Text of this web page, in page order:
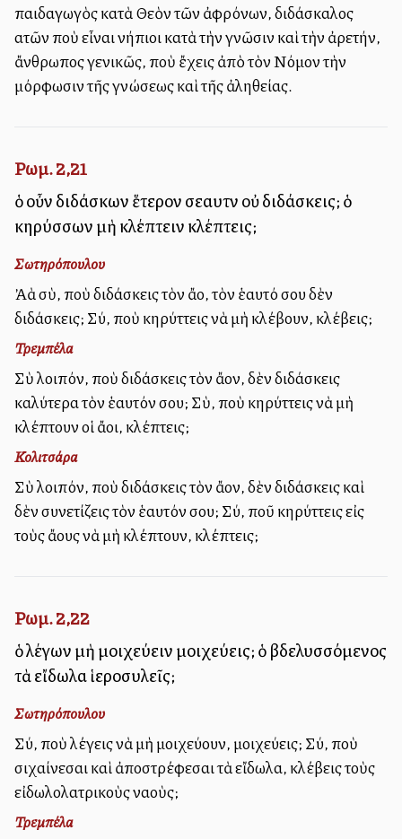
παιδαγωγὸς κατὰ Θεὸν τῶν ἀφρόνων, διδάσκαλος
αὐτῶν ποὺ εἶναι νήπιοι κατὰ τὴν γνῶσιν καὶ τὴν ἀρετήν,
ἄνθρωπος γενικῶς, ποὺ ἔχεις ἀπὸ τὸν Νόμον τὴν
μόρφωσιν τῆς γνώσεως καὶ τῆς ἀληθείας.
Ρωμ. 2,21
ὁ οὖν διδάσκων ἕτερον σεαυτὸν οὐ διδάσκεις; ὁ
κηρύσσων μὴ κλέπτειν κλέπτεις;
Σωτηρόπουλου
Ἀλλὰ σὺ, ποὺ διδάσκεις τὸν ἄλλο, τὸν ἑαυτό σου δὲν
διδάσκεις; Σύ, ποὺ κηρύττεις νὰ μὴ κλέβουν, κλέβεις;
Τρεμπέλα
Σὺ λοιπόν, ποὺ διδάσκεις τὸν ἄλλον, δὲν διδάσκεις
καλύτερα τὸν ἑαυτόν σου; Σὺ, ποὺ κηρύττεις νὰ μὴ
κλέπτουν οἱ ἄλλοι, κλέπτεις;
Κολιτσάρα
Σὺ λοιπόν, ποὺ διδάσκεις τὸν ἄλλον, δὲν διδάσκεις καὶ
δὲν συνετίζεις τὸν ἑαυτόν σου; Σύ, ποῦ κηρύττεις εἰς
τοὺς ἄλλους νὰ μὴ κλέπτουν, κλέπτεις;
Ρωμ. 2,22
ὁ λέγων μὴ μοιχεύειν μοιχεύεις; ὁ βδελυσσόμενος
τὰ εἴδωλα ἱεροσυλεῖς;
Σωτηρόπουλου
Σύ, ποὺ λέγεις νὰ μὴ μοιχεύουν, μοιχεύεις; Σύ, ποὺ
σιχαίνεσαι καὶ ἀποστρέφεσαι τὰ εἴδωλα, κλέβεις τοὺς
εἰδωλολατρικοὺς ναοὺς;
Τρεμπέλα